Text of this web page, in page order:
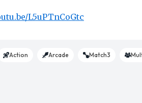
L5uPTnCoGtc